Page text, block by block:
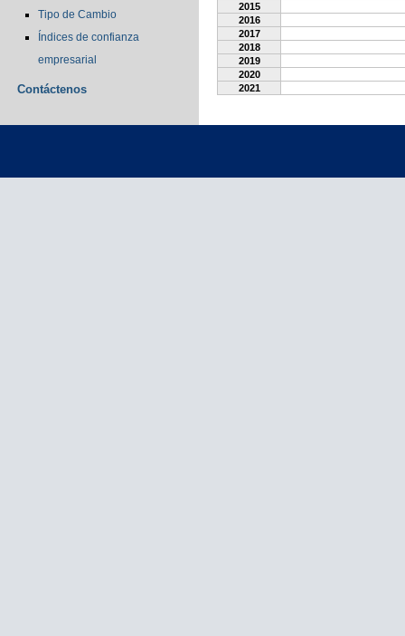
Tipo de Cambio
Índices de confianza
empresarial
Contáctenos
2015
2016
2017
2018
2019
2020
2021